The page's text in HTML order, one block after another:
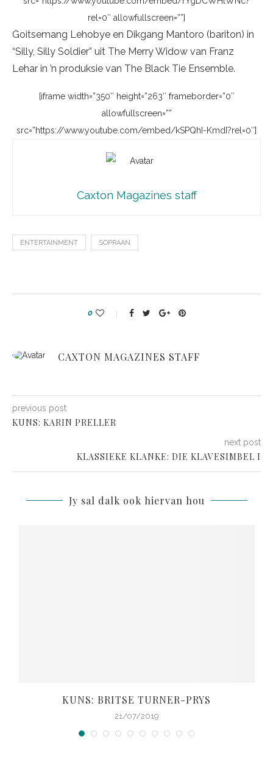
rel=0″ allowfullscreen=””]
Goitsemang Lehobye en Dikgang Mantoro (bariton) in
“Silly, Silly Soldier” uit The Merry Widow van Franz
Lehar in ’n produksie van The Black Tie Ensemble.
[iframe width=”350″ height=”263″ frameborder=”0″
allowfullscreen=””
src=”https://www.youtube.com/embed/kSPQhI-KmdI?rel=0″]
Caxton Magazines staff
ENTERTAINMENT SOPRAAN
0
CAXTON MAGAZINES STAFF
previous post
KUNS: KARIN PRELLER
next post
KLASSIEKE KLANKE: DIE KLAVESIMBEL I
Jy sal dalk ook hiervan hou
KUNS: BRITSE TURNER-PRYS
21/07/2019